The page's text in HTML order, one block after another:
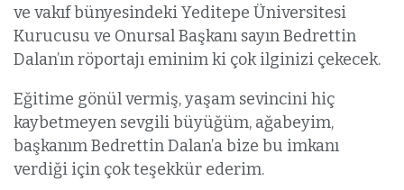
ve vakıf bünyesindeki Yeditepe Üniversitesi
Kurucusu ve Onursal Başkanı sayın Bedrettin
Dalan’ın röportajı eminim ki çok ilginizi çekecek.
Eğitime gönül vermiş, yaşam sevincini hiç
kaybetmeyen sevgili büyüğüm, ağabeyim,
başkanım Bedrettin Dalan’a bize bu imkanı
verdiği için çok teşekkür ederim.